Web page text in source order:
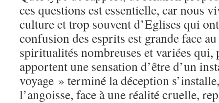
ces questions est essentielle, car nous
culture et trop souvent d’Eglises qui
confusion des esprits est grande face
spiritualités nombreuses et variées qui,
apportent une sensation d’être d’un
voyage » terminé la déception
l’angoisse, face à une réalité cruelle,